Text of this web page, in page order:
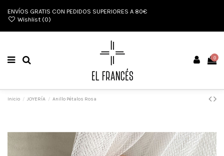
ENVÍOS GRATIS CON PEDIDOS SUPERIORES A 80€
Wishlist (0)
0
Inicio JOYERÍA Anillo Pétalos Rosa